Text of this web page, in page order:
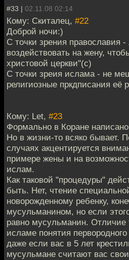
#33 | 02.11.08 02:14
Кому: Скиталец, #22
Доброй ночи:)
С точки зрения православия
воздействовать на жену,
христовой церкви"(с)
С точки зреия ислама - не
религиозные пркдписания её
Кому: Let, #23
Формально в Коране
Но в жизни-то всяко бывает.
случаях акцентируется
примере жены и на
ислам.
Как таковой "процедуры"
быть. Нет, чтение
новорожденному ребенку,
мусульманином, но если
равно мусульманин. Отличие
исламе понятия
даже если вас в 5 лет
мусульмане считают вас